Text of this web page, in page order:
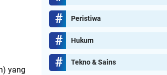
yang
Peristiwa
Hukum
Tekno & Sains